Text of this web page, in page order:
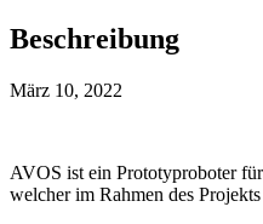
Beschreibung
März 10, 2022
AVOS ist ein Prototyproboter
welcher im Rahmen des Projekts